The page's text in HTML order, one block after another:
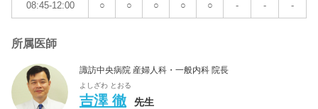
08:45-12:00 ○ ○ ○ ○ ○ - - -
所属医師
諏訪中央病院 産婦人科・一般内科 院長
よしざわ とおる
吉澤 徹 先生